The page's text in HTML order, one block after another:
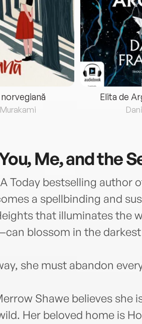
Elita de
Me, and the
Today bestselling author
a spellbinding and
that illuminates the
blossom in the
she must abandon
Shawe believes she
Her beloved home is